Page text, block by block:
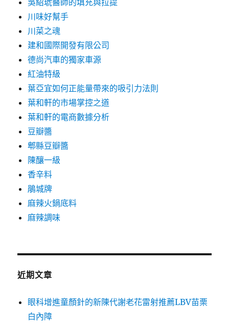
吳紹琥醫師的填充與拉提
川味好幫手
川菜之魂
建和國際開發有限公司
德尚汽車的獨家車源
紅油特級
葉亞宜如何正能量帶來的吸引力法則
葉和軒的市場掌控之道
葉和軒的電商數據分析
豆瓣醬
郫縣豆瓣醬
陳釀一級
香辛料
鵑城牌
麻辣火鍋底料
麻辣調味
近期文章
眼科增進童顏針的新陳代謝老花雷射推薦LBV苗栗
白內障